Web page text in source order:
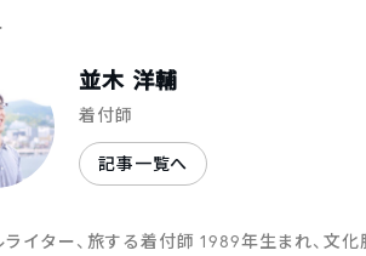
並木 洋輔
着付師
記事一覧へ
ライター、旅する着付師 1989年生まれ、文